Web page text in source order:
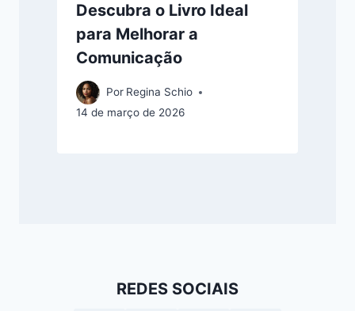
Descubra o Livro Ideal
para Melhorar a
Comunicação
Por Regina Schio
14 de março de 2026
REDES SOCIAIS